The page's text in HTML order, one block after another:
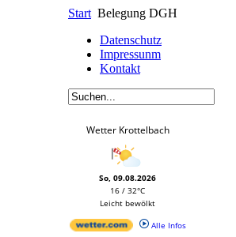
Start Belegung DGH
Datenschutz
Impressunm
Kontakt
Wetter Krottelbach
So, 09.08.2026
16 / 32°C
Leicht bewölkt
Alle Infos